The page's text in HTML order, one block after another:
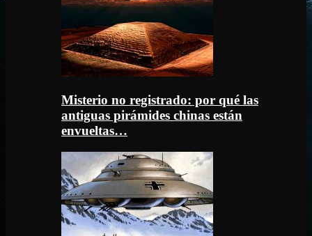
Misterio no registrado: por qué las
antiguas pirámides chinas están
envueltas…